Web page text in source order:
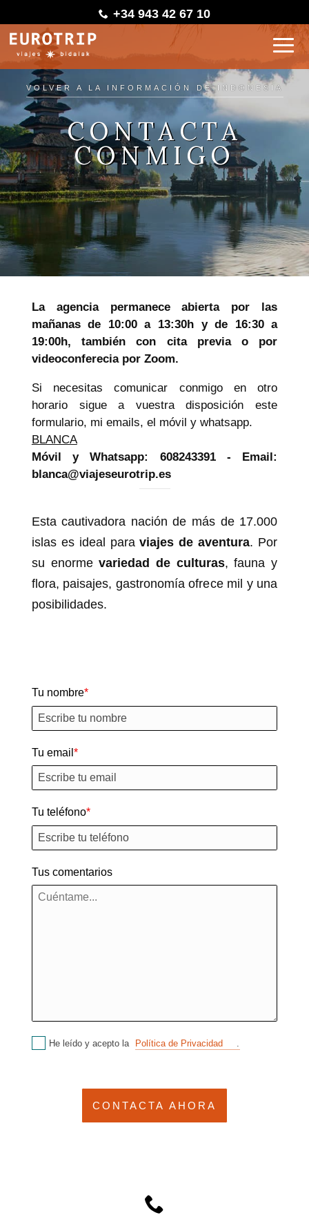
+34 943 42 67 10
VOLVER A LA INFORMACIÓN DE INDONESIA
CONTACTA
CONMIGO
La agencia permanece abierta por las
mañanas de 10:00 a 13:30h y de 16:30 a
19:00h, también con cita previa o por
videoconferecia por Zoom.
Si necesitas comunicar conmigo en otro
horario sigue a vuestra disposición este
formulario, mi emails, el móvil y whatsapp.
BLANCA
Móvil y Whatsapp: 608243391 - Email:
blanca@viajeseurotrip.es
Esta cautivadora nación de más de 17.000
islas es ideal paraviajes de aventura. Por
su enormevariedad de culturas, fauna y
flora, paisajes, gastronomía ofrece mil y una
posibilidades.
Tu nombre
Tu email
Tu teléfono
Tus comentarios
He leído y acepto la Política de Privacidad .